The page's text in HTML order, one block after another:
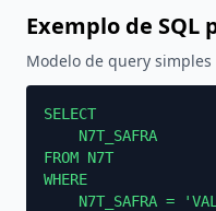
Exemplo de SQL
Modelo de query
SELECT
    N7T_SAFRA
FROM N7T
WHERE
N7T_SAFRA =